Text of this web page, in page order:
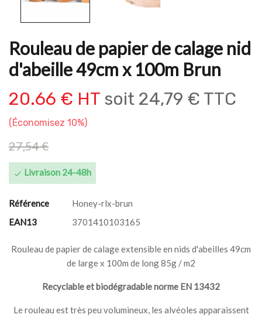
Rouleau de papier de calage nid
d'abeille 49cm x 100m Brun
20.66 € HT soit 24,79 € TTC
Économisez 10%
27,54 €
 Livraison 24-48h
Référence
Honey-rlx-brun
EAN13
3701410103165
Rouleau de papier de calage extensible en nids d'abeilles 49cm
de large x 100m de long 85g / m2
Recyclable et biodégradable norme EN 13432
Le rouleau est très peu volumineux, les alvéoles apparaissent